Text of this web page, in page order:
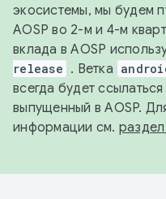
экосистемы, мы будем
AOSP во 2-м и 4-м
вклада в AOSP
release . Ветка
всегда будет
выпущенный в AOSP.
информации см.